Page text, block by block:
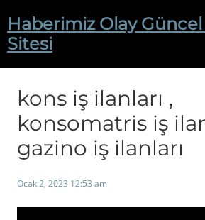
geçHaberimiz Olay
Sitesi
kons iş ilanları ,
konsomatris iş
gazino iş ilanları
Ocak 2, 2023 12:53 am